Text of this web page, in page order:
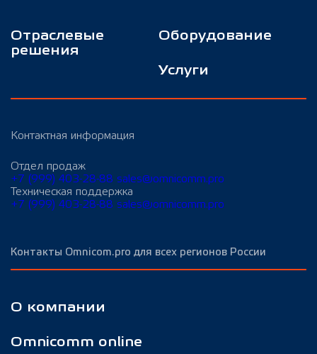
Отраслевые
решения
Оборудование
Услуги
Контактная информация
Отдел продаж
+7 (999) 403-28-88 sales@omnicomm.pro
Техническая поддержка
+7 (999) 403-28-88 sales@omnicomm.pro
Контакты Omnicom.pro для всех регионов России
О компании
Omnicomm online